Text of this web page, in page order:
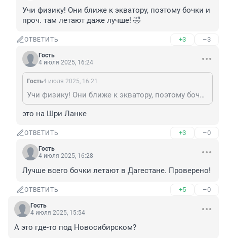
Учи физику! Они ближе к экватору, поэтому бочки и
проч. там летают даже лучше! 🤣
ОТВЕТИТЬ +3 –3
Гость
4 июля 2025, 16:24
Гость4 июля 2025, 16:21
Учи физику! Они ближе к экватору, поэтому бочки и проч. там летают даже лучше! 🤣
это на Шри Ланке
ОТВЕТИТЬ +3 –0
Гость
4 июля 2025, 16:28
Лучше всего бочки летают в Дагестане. Проверено!
ОТВЕТИТЬ +5 –0
Гость
4 июля 2025, 15:54
А это где-то под Новосибирском?